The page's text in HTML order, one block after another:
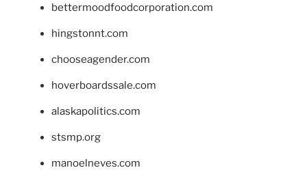
bettermoodfoodcorporation.com
hingstonnt.com
chooseagender.com
hoverboardssale.com
alaskapolitics.com
stsmp.org
manoelneves.com